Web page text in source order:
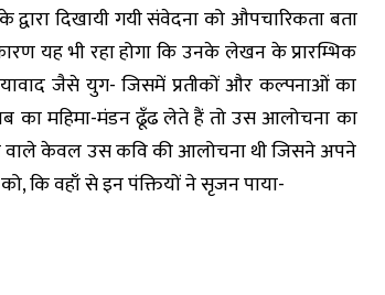
दिखायी गयी संवेदना को औपचारिकता बता
यह भी रहा होगा कि उनके लेखन के प्रारम्भिक
जैसे युग- जिसमें प्रतीकों और कल्पनाओं का
महिमा-मंडन ढूँढ लेते हैं तो उस आलोचना का
वाले केवल उस कवि की आलोचना थी जिसने अपने
कि वहाँ से इन पंक्तियों ने सृजन पाया-